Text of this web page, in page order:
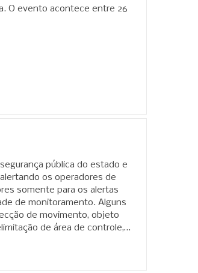
O evento acontece entre 26
pública do estado e
os operadores de
somente para os alertas
de monitoramento. Alguns
de movimento, objeto
de área de controle,